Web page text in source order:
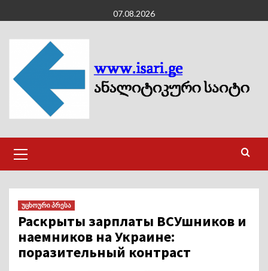
to
content
07.08.2026
Menu
უცხოური პრესა
Раскрыты зарплаты ВСУшников и
наемников на Украине:
поразительный контраст